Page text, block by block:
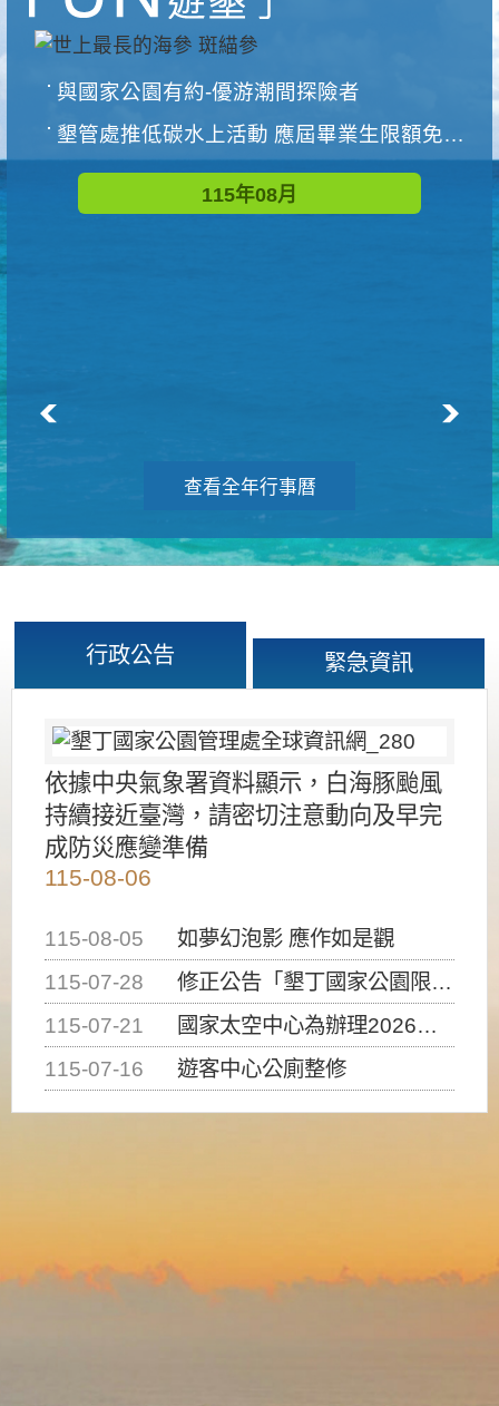
與國家公園有約-優游潮間探險者
墾管處推低碳水上活動 應屆畢業生限額免費參加
115年08月
查看全年行事曆
行政公告 緊急資訊
依據中央氣象署資料顯示，白海豚颱風
持續接近臺灣，請密切注意動向及早完
成防災應變準備
115-08-06
115-08-05
如夢幻泡影 應作如是觀
115-07-28
修正公告「墾丁國家公園限制水域遊憩活動之種類、範圍、時間及行為」，自即日生效。
115-07-21
國家太空中心為辦理2026台灣盃火箭競賽，陸、海、空域警戒及協調相關事宜，因颱風備案事宜
115-07-16
遊客中心公廁整修